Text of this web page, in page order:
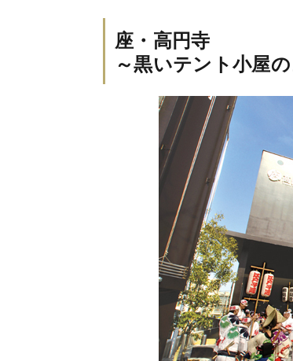
座・高円寺
～黒いテント小屋